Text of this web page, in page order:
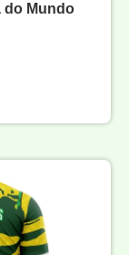
do Mundo